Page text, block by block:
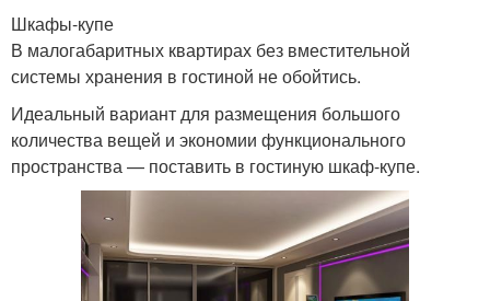
Шкафы-купе
В малогабаритных квартирах без вместительной
системы хранения в гостиной не обойтись.
Идеальный вариант для размещения большого
количества вещей и экономии функционального
пространства — поставить в гостиную шкаф-купе.